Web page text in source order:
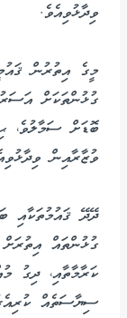
ވިދާޅުވިއެވެ.
މީގެ އިތުރުން
ގުޅުންތަކަށް
ބޮޑަށް ސަމާލުވެ،
ވުޒާރާއިން
ދޭދޭ ޤައުމުތަކާއި
ގުޅުންތައް އިތުރަށް
ކަރާމާތާއި، ދިގު
ސިޔާސަތެއް